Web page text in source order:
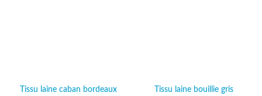
Tissu laine caban bordeaux
Tissu laine bouillie gris